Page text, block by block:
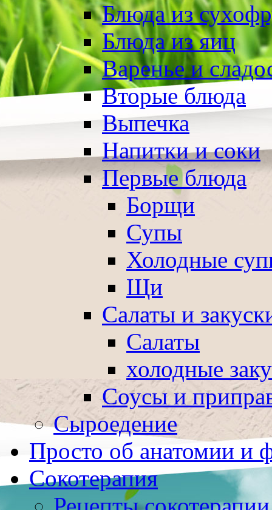
Блюда из
Блюда из яиц
Варенье и
Вторые блюда
Выпечка
Напитки и соки
Первые блюда
Борщи
Супы
Холодные
Щи
Салаты и
Салаты
холодные
Соусы и
Сыроедение
Просто об анатомии и
Сокотерапия